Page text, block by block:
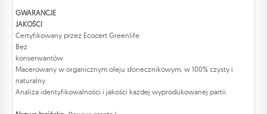
GWARANCJE
JAKOŚCI
Certyfikowany przez Ecocert Greenlife
Bez
konserwantów
Macerowany w organicznym oleju słonecznikowym, w 100% czysty i
naturalny
Analiza identyfikowalności i jakości każdej wyprodukowanej partii